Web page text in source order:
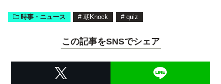
時事・ニュース # 朝Knock # quiz
この記事をSNSでシェア